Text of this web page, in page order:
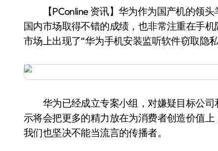
【PConline 资讯】华为作为国产机的领头羊之一，最近几年注重技术上的创新和突破，并在
国内市场取得不错的成绩，也非常注重在手
市场上出现了“华为手机安装监听软件窃取隐
华为已经成立专案小组，对嫌疑目标公司
示将会把更多的精力放在为消费者创造价值
我们也坚决不能当流言的传播者。